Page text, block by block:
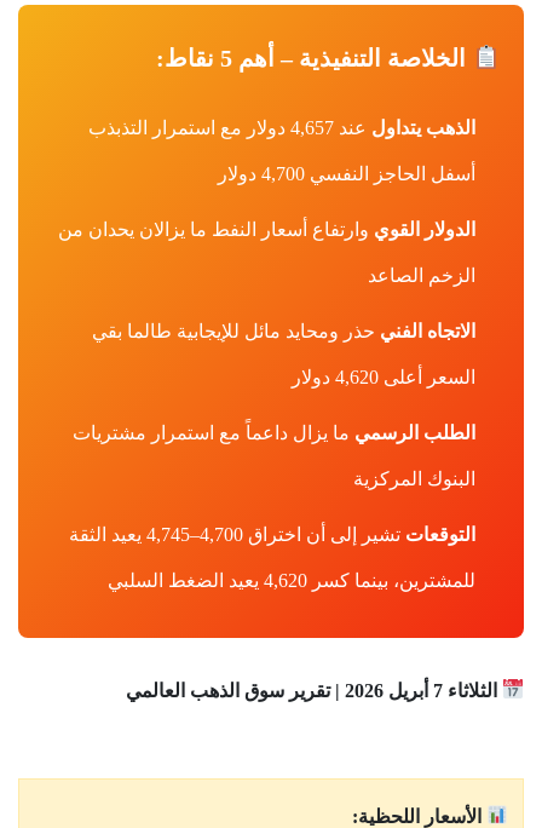
الخلاصة التنفيذية – أهم 5 نقاط:
الذهب يتداول عند 4,657 دولار مع استمرار التذبذب
أسفل الحاجز النفسي 4,700 دولار
الدولار القوي وارتفاع أسعار النفط ما يزالان يحدان من
الزخم الصاعد
الاتجاه الفني حذر ومحايد مائل للإيجابية طالما بقي
السعر أعلى 4,620 دولار
الطلب الرسمي ما يزال داعماً مع استمرار مشتريات
البنوك المركزية
التوقعات تشير إلى أن اختراق 4,700–4,745 يعيد الثقة
للمشترين، بينما كسر 4,620 يعيد الضغط السلبي
الثلاثاء 7 أبريل 2026 | تقرير سوق الذهب العالمي
الأسعار اللحظية: